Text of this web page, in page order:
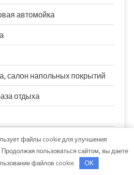
автомойка
салон напольных покрытий
отдыха
отдыхафайлы cookie для улучшения
Продолжая пользоваться сайтом, вы даете
файлов cookie.
OK